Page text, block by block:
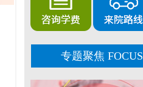
专题聚焦 FOCUS